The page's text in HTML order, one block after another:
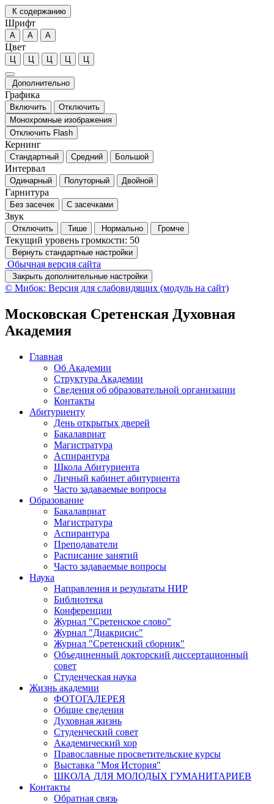
К содержанию
Шрифт
А А А
Цвет
Ц Ц Ц Ц Ц
Дополнительно
Графика
Включить
Отключить
Монохромные изображения
Отключить Flash
Кернинг
Стандартный Средний Большой
Интервал
Одинарный Полуторный Двойной
Гарнитура
Без засечек С засечками
Звук
Отключить Тише Нормально Громче
Текущий уровень громкости: 50
Вернуть стандартные настройки
Обычная версия сайта
Закрыть дополнительные настройки
© Мибок: Версия для слабовидящих (модуль на сайт)
Московская Сретенская Духовная
Академия
Главная
Об Академии
Структура Академии
Сведения об образовательной организации
Контакты
Абитуриенту
День открытых дверей
Бакалавриат
Магистратура
Аспирантура
Школа Абитуриента
Личный кабинет абитуриента
Часто задаваемые вопросы
Образование
Бакалавриат
Магистратура
Аспирантура
Преподаватели
Расписание занятий
Часто задаваемые вопросы
Наука
Направления и результаты НИР
Библиотека
Конференции
Журнал "Сретенское слово"
Журнал "Диакрисис"
Журнал "Сретенский сборник"
Объединенный докторский диссертационный
совет
Студенческая наука
Жизнь академии
ФОТОГАЛЕРЕЯ
Общие сведения
Духовная жизнь
Студенческий совет
Академический хор
Православные просветительские курсы
Выставка "Моя История"
ШКОЛА ДЛЯ МОЛОДЫХ ГУМАНИТАРИЕВ
Контакты
Обратная связь